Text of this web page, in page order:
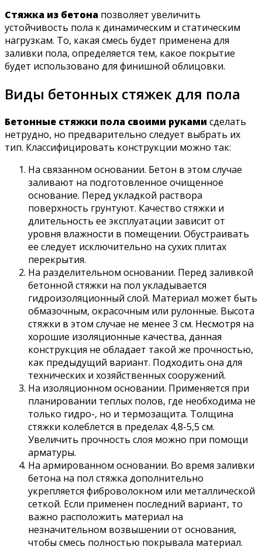
Стяжка из бетона позволяет увеличить
устойчивость пола к динамическим и статическим
нагрузкам. То, какая смесь будет применена для
заливки пола, определяется тем, какое покрытие
будет использовано для финишной облицовки.
Виды бетонных стяжек для пола
Бетонные стяжки пола своими руками сделать
нетрудно, но предварительно следует выбрать их
тип. Классифицировать конструкции можно так:
На связанном основании. Бетон в этом случае
заливают на подготовленное очищенное
основание. Перед укладкой раствора
поверхность грунтуют. Качество стяжки и
длительность ее эксплуатации зависит от
уровня влажности в помещении. Обустраивать
ее следует исключительно на сухих плитах
перекрытия.
На разделительном основании. Перед заливкой
бетонной стяжки на пол укладывается
гидроизоляционный слой. Материал может быть
обмазочным, окрасочным или рулонные. Высота
стяжки в этом случае не менее 3 см. Несмотря на
хорошие изоляционные качества, данная
конструкция не обладает такой же прочностью,
как предыдущий вариант. Подходить она для
технических и хозяйственных сооружений.
На изоляционном основании. Применяется при
планировании теплых полов, где необходима не
только гидро-, но и термозащита. Толщина
стяжки колеблется в пределах 4,8-5,5 см.
Увеличить прочность слоя можно при помощи
арматуры.
На армированном основании. Во время заливки
бетона на пол стяжка дополнительно
укрепляется фиброволокном или металлической
сеткой. Если применен последний вариант, то
важно расположить материал на
незначительном возвышении от основания,
чтобы смесь полностью покрывала материал.